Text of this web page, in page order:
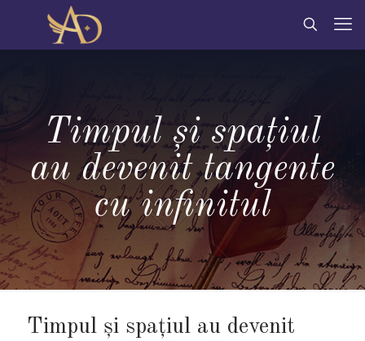
Timpul și spațiul
au devenit tangente
cu infinitul
Timpul și spațiul au devenit